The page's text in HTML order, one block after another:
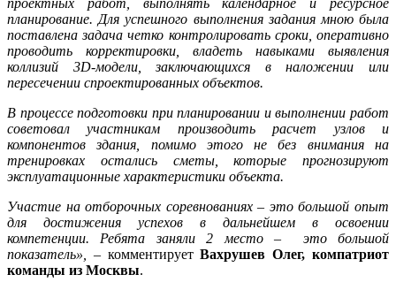
планирование. Для успешного выполнения задания мною была
поставлена задача четко контролировать сроки, оперативно
проводить корректировки, владеть навыками выявления
коллизий 3D-модели, заключающихся в наложении или
пересечении спроектированных объектов.
В процессе подготовки при планировании и выполнении работ
советовал участникам производить расчет узлов и
компонентов здания, помимо этого не без внимания на
тренировках остались сметы, которые прогнозируют
эксплуатационные характеристики объекта.
Участие на отборочных соревнованиях – это большой опыт
для достижения успехов в дальнейшем в освоении
компетенции. Ребята заняли 2 место – это большой
показатель»,
– комментируетВахрушев Олег, компатриот
команды из Москвы.